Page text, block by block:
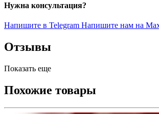
Нужна консультация?
Напишите в Telegram Напишите нам на
Отзывы
Показать еще
Похожие товары